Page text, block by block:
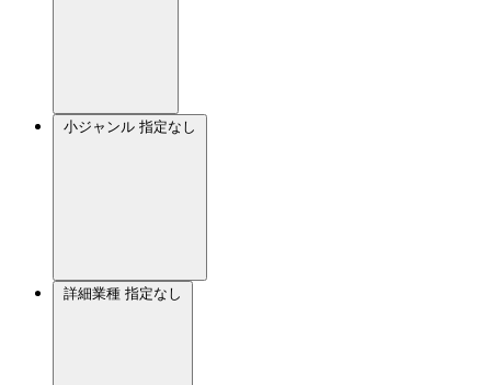
小ジャンル 指定なし
詳細業種 指定なし